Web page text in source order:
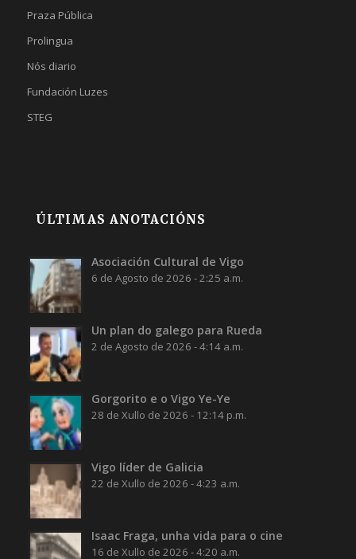
Praza Pública
Prolingua
Nós diario
Fundación Luzes
STEG
ÚLTIMAS ANOTACIÓNS
Asociación Cultural de Vigo
6 de Agosto de 2026 - 2:25 a.m.
Un plan do galego para Rueda
2 de Agosto de 2026 - 4:14 a.m.
Gorgorito e o Vigo Ye-Ye
28 de Xullo de 2026 - 12:14 p.m.
Vigo líder de Galicia
22 de Xullo de 2026 - 4:23 a.m.
Isaac Fraga, unha vida para o cine
16 de Xullo de 2026 - 4:20 a.m.